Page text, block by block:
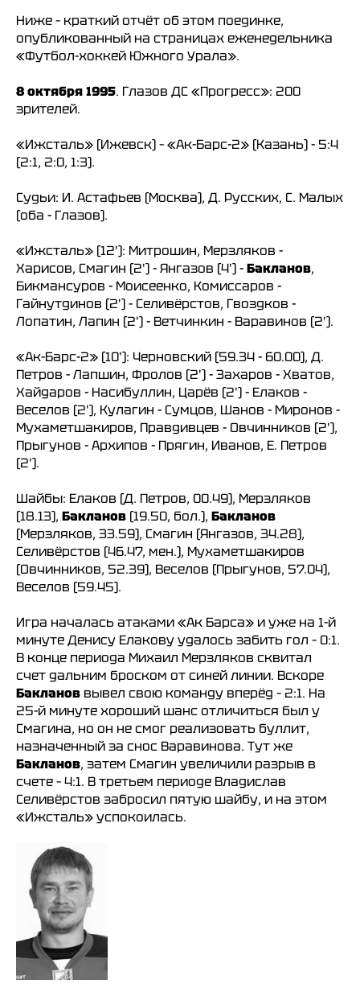
Ниже – краткий отчёт об этом поединке,
опубликованный на страницах еженедельника
«Футбол-хоккей Южного Урала».
8 октября 1995. Глазов ДС «Прогресс»: 200
зрителей.
«Ижсталь» (Ижевск) – «Ак-Барс-2» (Казань) - 5:4
(2:1, 2:0, 1:3).
Судьи: И. Астафьев (Москва), Д. Русских, С. Малых
(оба - Глазов).
«Ижсталь» (12'): Митрошин, Мерзляков -
Харисов, Смагин (2') - Янгазов (4') -Бакланов,
Бикмансуров - Моисеенко, Комиссаров -
Гайнутдинов (2') - Селивёрстов, Гвоздков -
Лопатин, Лапин (2') - Ветчинкин - Варавинов (2').
«Ак-Барс-2» (10'): Черновский (59.34 - 60.00), Д.
Петров - Лапшин, Фролов (2') - Захаров - Хватов,
Хайдаров - Насибуллин, Царёв (2') - Елаков -
Веселов (2'), Кулагин - Сумцов, Шанов - Миронов -
Мухаметшакиров, Правдивцев - Овчинников (2'),
Прыгунов - Архипов - Прягин, Иванов, Е. Петров
(2').
Шайбы: Елаков (Д. Петров, 00.49), Мерзляков
(18.13), Бакланов (19.50, бол.), Бакланов
(Мерзляков, 33.59), Смагин (Янгазов, 34.28),
Селивёрстов (46.47, мен.), Мухаметшакиров
(Овчинников, 52.39), Веселов (Прыгунов, 57.04),
Веселов (59.45).
Игра началась атаками «Ак Барса» и уже на 1-й
минуте Денису Елакову удалось забить гол – 0:1.
В конце периода Михаил Мерзляков сквитал
счет дальним броском от синей линии. Вскоре
Бакланов вывел свою команду вперёд – 2:1. На
25-й минуте хороший шанс отличиться был у
Смагина, но он не смог реализовать буллит,
назначенный за снос Варавинова. Тут же
Бакланов, затем Смагин увеличили разрыв в
счете – 4:1. В третьем периоде Владислав
Селивёрстов забросил пятую шайбу, и на этом
«Ижсталь» успокоилась.